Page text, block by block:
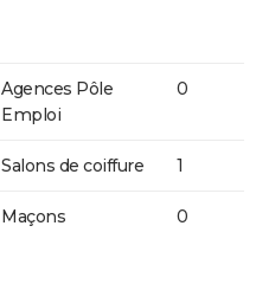
Agences Pôle
Emploi
0
Salons de coiffure 1
Maçons 0